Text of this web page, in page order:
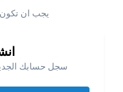
يجب ان تكون
سجل حسابك